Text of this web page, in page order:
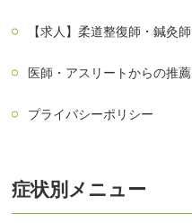
【求人】柔道整復師・鍼灸師
医師・アスリートからの推薦
プライバシーポリシー
症状別メニュー